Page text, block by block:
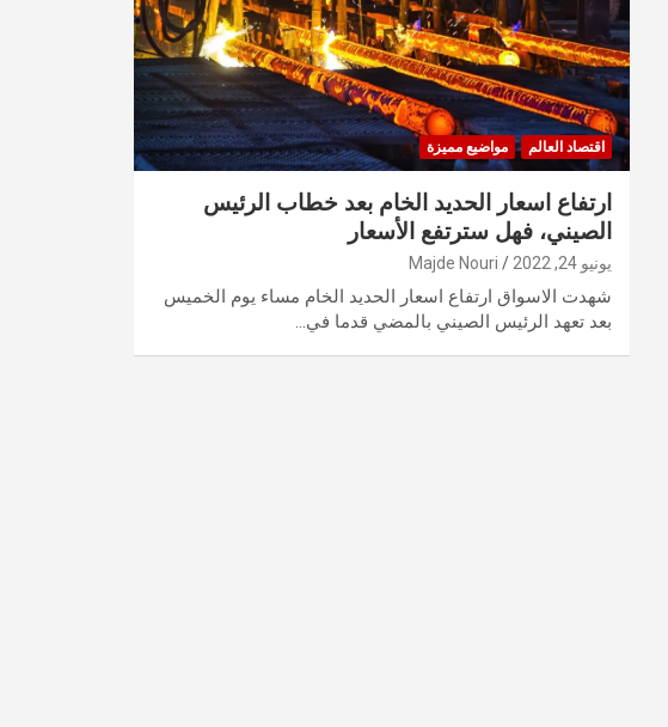
اقتصاد العالم مواضيع مميزة
ارتفاع اسعار الحديد الخام بعد خطاب الرئيس
الصيني، فهل سترتفع الأسعار
يونيو 24, 2022 Majde Nouri
شهدت الاسواق ارتفاع اسعار الحديد الخام مساء يوم الخميس
بعد تعهد الرئيس الصيني بالمضي قدما في…